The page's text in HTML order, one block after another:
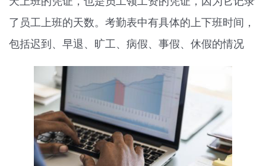
了员工上班的天数。考勤表中有具体的上下班时间，
包括迟到、早退、旷工、病假、事假、休假的情况